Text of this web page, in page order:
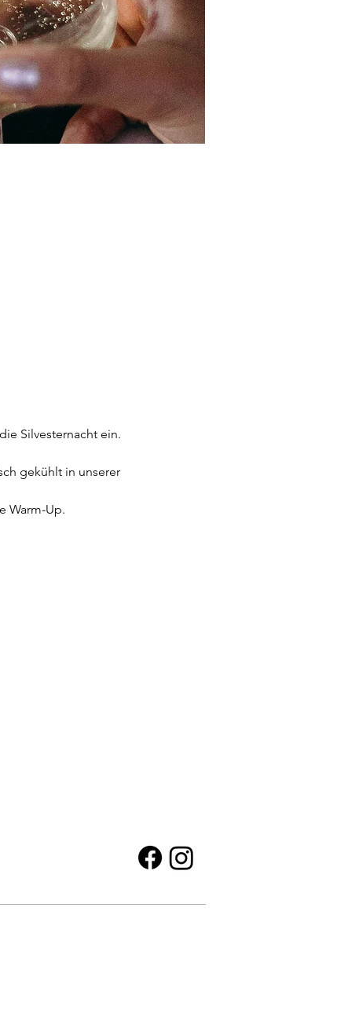
Silvesternacht ein.
gekühlt in unserer
Warm-Up.